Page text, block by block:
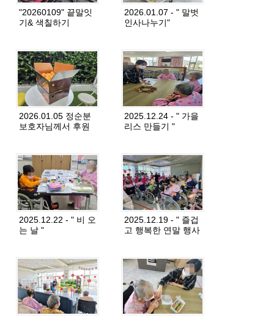
"20260109" 끝말잇
기& 색칠하기
2026.01.07 - " 말벗
인사나누기"
2026.01.05 정순분
보호자님께서 후원
2025.12.24 - " 가을
리스 만들기 "
2025.12.22 - " 비 오
는 날 "
2025.12.19 - " 즐겁
고 행복한 연말 행사